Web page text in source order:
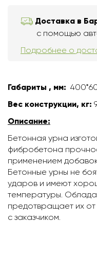
Доставка в
с помощью
Подробнее о
Габариты , мм:
Вес конструкции, кг:
Описание:
Бетонная урна
фибробетона
применением
Бетонные урны не
ударов и имеют
температуры.
предотвращает их
с заказчиком.